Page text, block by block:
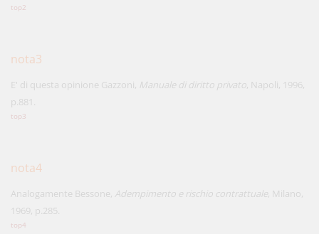
top2
nota3
E' di questa opinione Gazzoni, Manuale di diritto privato, Napoli, 1996,
p.881.
top3
nota4
Analogamente Bessone, Adempimento e rischio contrattuale, Milano,
1969, p.285.
top4